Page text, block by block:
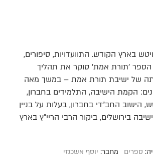
בארץ הקודש. התוועדויות, סיפורים,
הספר ’תורת אמת’ סוקר את תהליך
של ישיבת תורת אמת – במשך מאה
הקמת הישיבה, התלמידים בחברון,
הישוב החב"די בחברון, בעלות על בניין
בירושלים, ביקור הרבי הריי"ץ בארץ
ספרים מחבר: יוסף אשכנזי